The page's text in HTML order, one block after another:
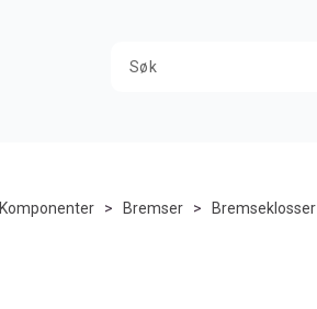
Komponenter > Bremser > Bremseklosser